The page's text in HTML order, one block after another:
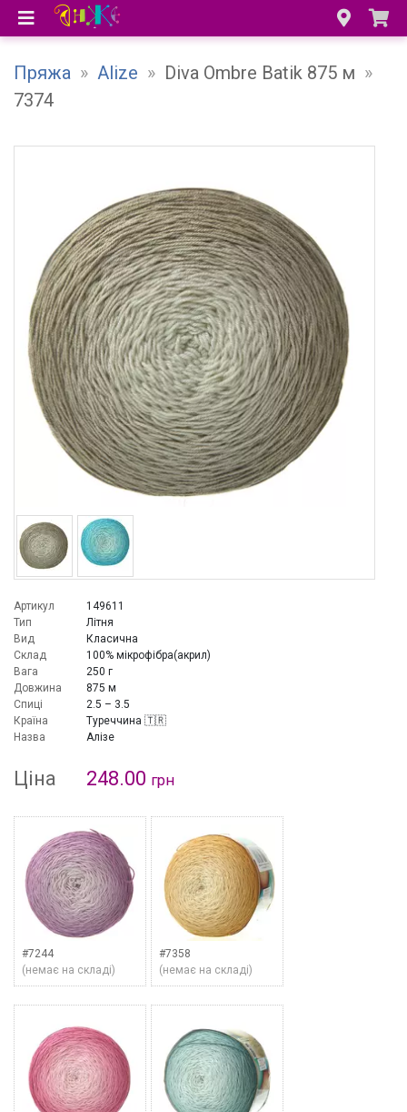
Пряжа » Alize » Diva Ombre Batik 875 м »
7374
Артикул
149611
Тип
Літня
Вид
Класична
Склад
100% мікрофібра(акрил)
Вага
250 г
Довжина
875 м
Спиці
2.5 – 3.5
Країна
Туреччина 🇹🇷
Назва
Алізе
Ціна 248.00 грн
#7244
(немає на складі)
#7358
(немає на складі)